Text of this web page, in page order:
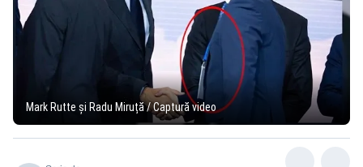
Mark Rutte și Radu Miruță / Captură video